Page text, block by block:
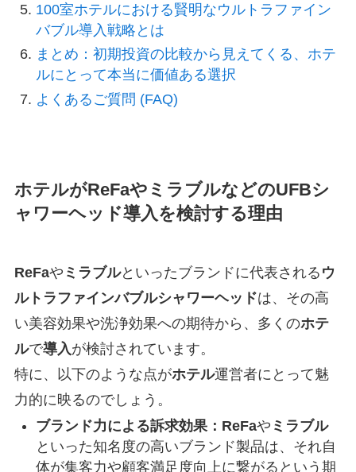
100室ホテルにおける賢明なウルトラファイン
バブル導入戦略とは
まとめ：初期投資の比較から見えてくる、ホテ
ルにとって本当に価値ある選択
よくあるご質問 (FAQ)
ホテルがReFaやミラブルなどのUFBシ
ャワーヘッド導入を検討する理由
ReFaや ミラブルといったブランドに代表される ウ
ルトラファインバブルシャワーヘッドは、その高
い美容効果や洗浄効果への期待から、多くのホテ
ルで導入が検討されています。
特に、以下のような点がホテル運営者にとって魅
力的に映るのでしょう。
ブランド力による訴求効果： ReFaや ミラブル
といった知名度の高いブランド製品は、それ自
体が集客力や顧客満足度向上に繋がるという期